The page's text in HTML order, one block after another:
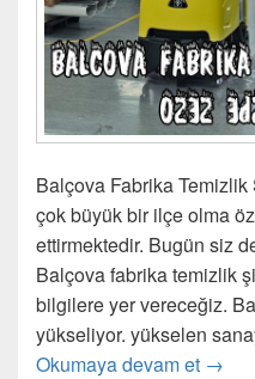
Balçova Fabrika
çok büyük bir ilçe olma
ettirmektedir. Bugün siz
Balçova fabrika temizlik
bilgilere yer vereceğiz.
yükseliyor. yükselen
Okumaya devam et →